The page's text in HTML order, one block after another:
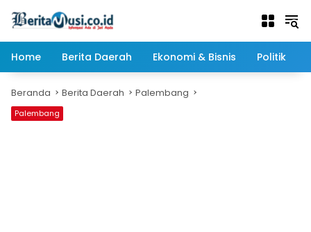
Home
Berita Daerah Ekonomi & Bisnis Politik
Beranda Berita Daerah Palembang
Palembang